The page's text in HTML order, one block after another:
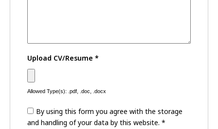
Upload CV/Resume *
Allowed Type(s): .pdf, .doc, .docx
By using this form you agree with the storage
and handling of your data by this website. *